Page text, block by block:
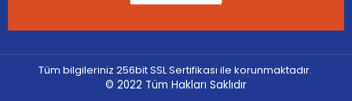
Tüm bilgileriniz 256bit SSL Sertifikası ile korunmaktadır.
© 2022 Tüm Hakları Saklıdır